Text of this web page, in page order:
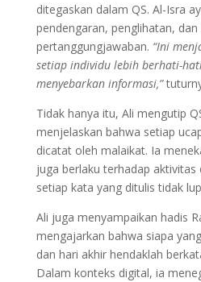
ditegaskan dalam QS. Al-Isra
pendengaran, penglihatan,
pertanggungjawaban. “Ini
setiap individu lebih berhati-
menyebarkan informasi,”
Tidak hanya itu, Ali mengutip
menjelaskan bahwa setiap
dicatat oleh malaikat. Ia
juga berlaku terhadap
setiap kata yang ditulis tidak
Ali juga menyampaikan hadis
mengajarkan bahwa siapa
dan hari akhir hendaklah
Dalam konteks digital, ia